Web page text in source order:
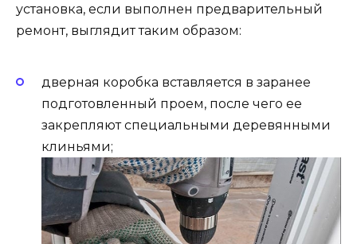
установка, если выполнен предварительный
ремонт, выглядит таким образом:
дверная коробка вставляется в заранее
подготовленный проем, после чего ее
закрепляют специальными деревянными
клиньями;